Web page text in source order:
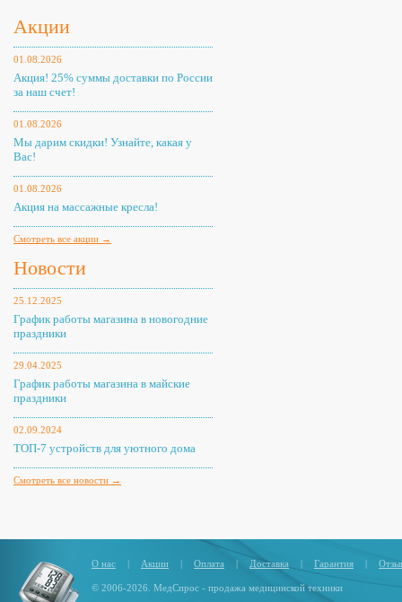
Акции
01.08.2026
Акция! 25% суммы доставки по России
за наш счет!
01.08.2026
Мы дарим скидки! Узнайте, какая у
Вас!
01.08.2026
Акция на массажные кресла!
Смотреть все акции →
Новости
25.12.2025
График работы магазина в новогодние
праздники
29.04.2025
График работы магазина в майские
праздники
02.09.2024
ТОП-7 устройств для уютного дома
Смотреть все новости →
О нас | Акции | Оплата | Доставка | Гарантия |
© 2006-2026. МедСпрос - продажа медицинской техники